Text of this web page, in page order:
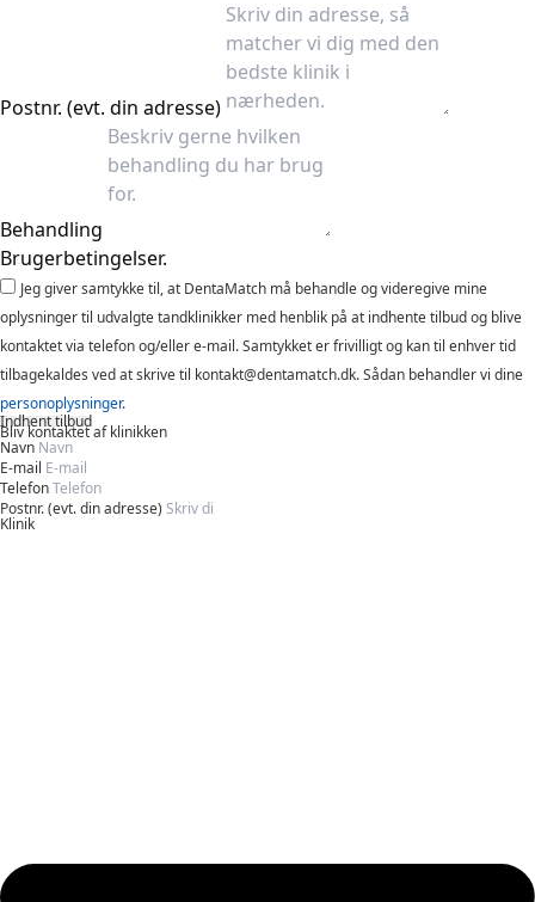
Postnr. (evt. din adresse)
Behandling
Brugerbetingelser.
Jeg giver samtykke til, at DentaMatch må behandle og videregive mine
oplysninger til udvalgte tandklinikker med henblik på at indhente tilbud og blive
kontaktet via telefon og/eller e-mail. Samtykket er frivilligt og kan til enhver tid
tilbagekaldes ved at skrive til kontakt@dentamatch.dk. Sådan behandler vi dine
personoplysninger.
Indhent tilbud
Bliv kontaktet af klinikken
Navn
E-mail
Telefon
Postnr. (evt. din adresse)
Klinik